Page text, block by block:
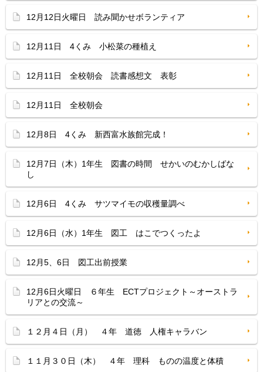
12月12日火曜日 読み聞かせボランティア
12月11日 4くみ 小松菜の種植え
12月11日 全校朝会 読書感想文 表彰
12月11日 全校朝会
12月8日 4くみ 新西富水族館完成！
12月7日（木）1年生 図書の時間 せかいのむかしばな
し
12月6日 4くみ サツマイモの収穫量調べ
12月6日（水）1年生 図工 はこでつくったよ
12月5、6日 図工出前授業
12月6日火曜日 ６年生 ECTプロジェクト～オーストラ
リアとの交流～
１２月４日（月） ４年 道徳 人権キャラバン
１１月３０日（木） ４年 理科 ものの温度と体積